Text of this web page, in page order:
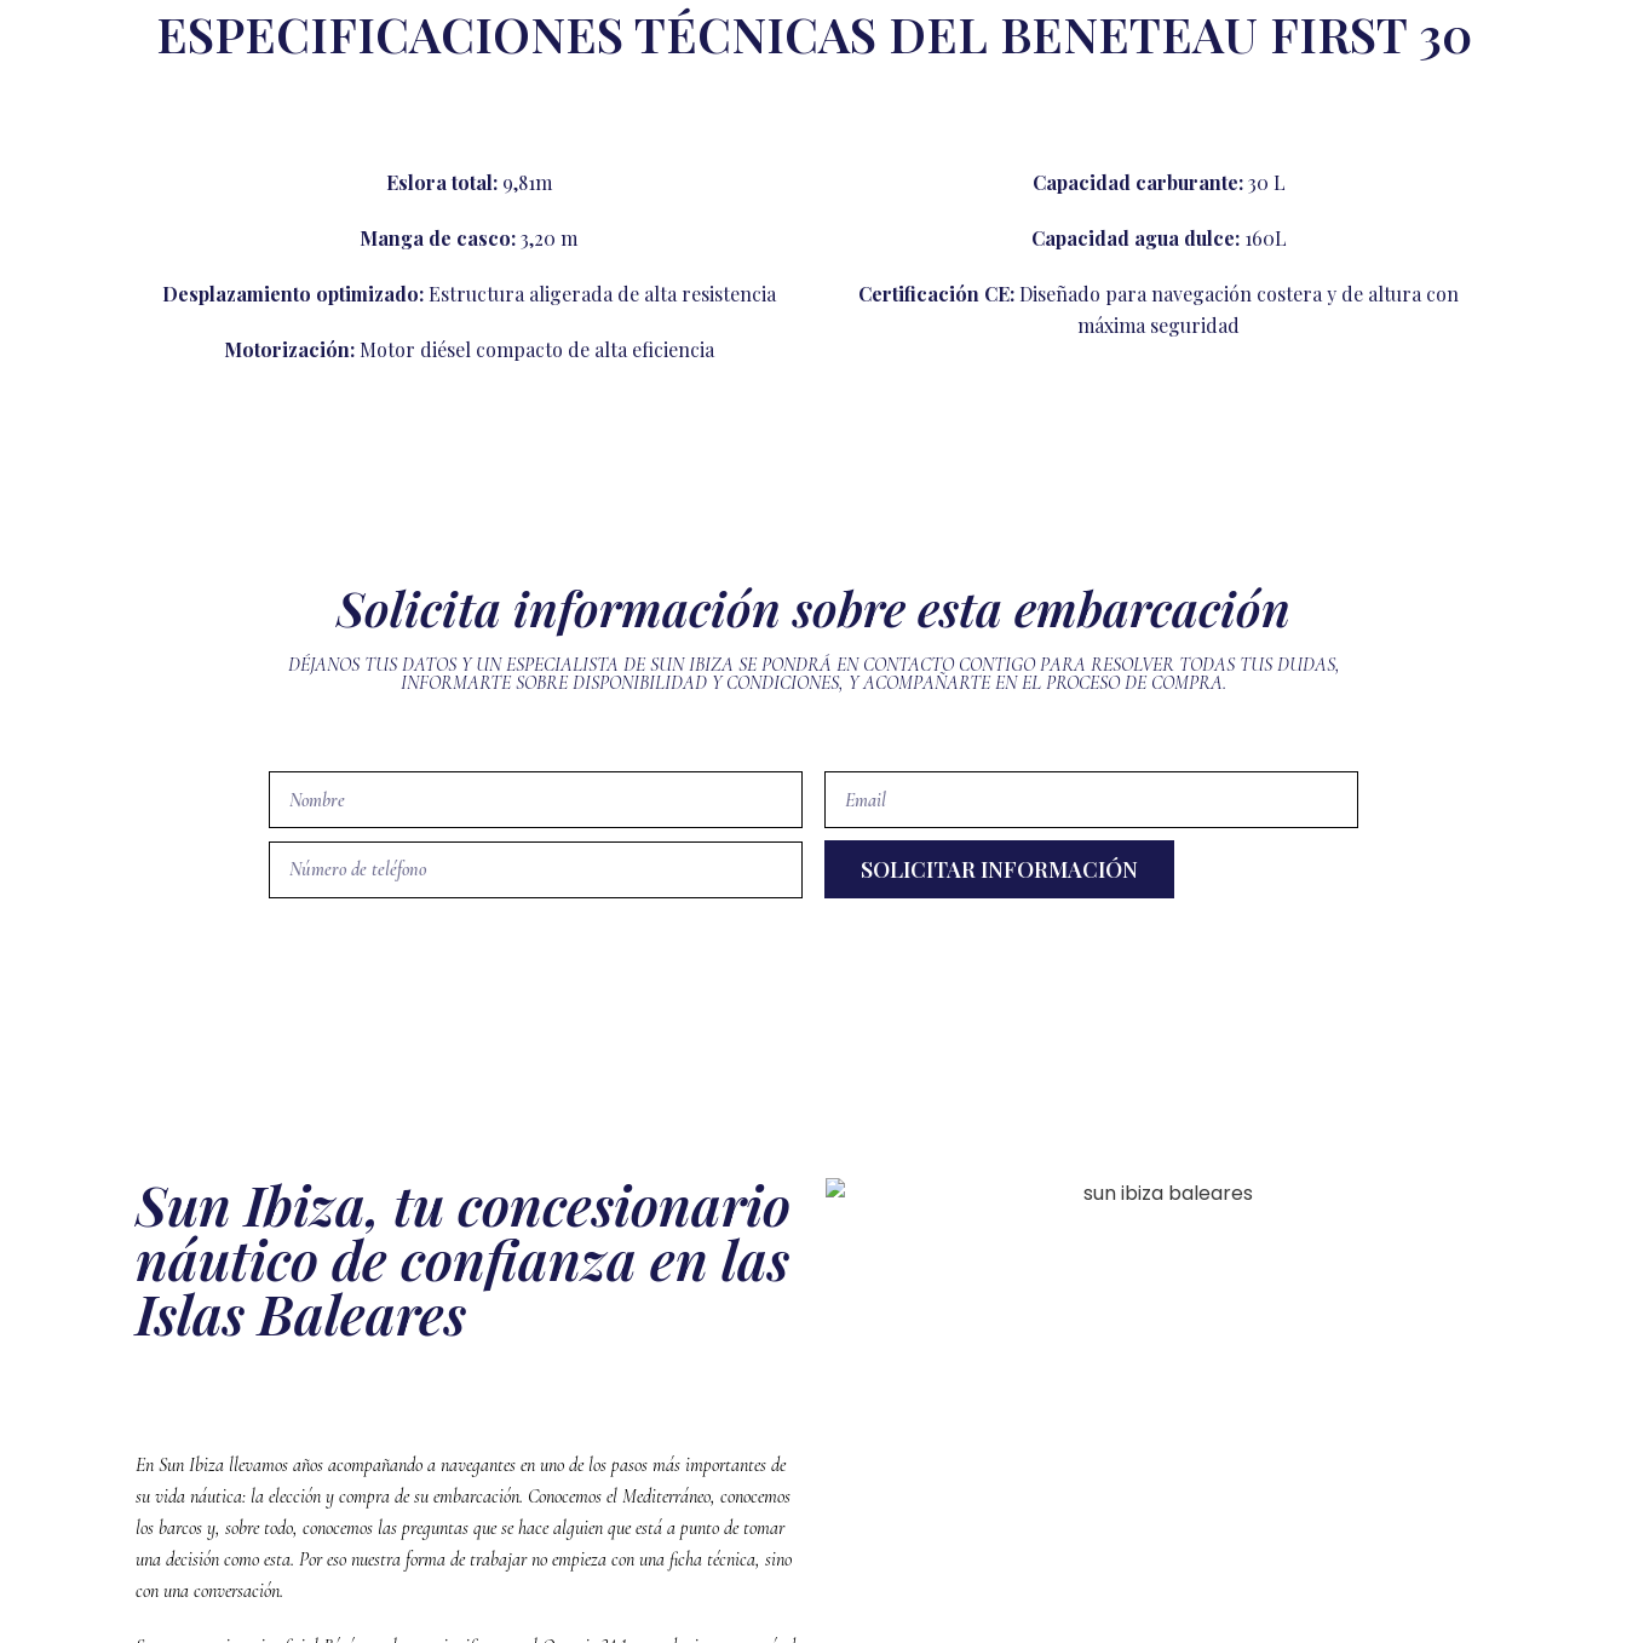
ESPECIFICACIONES TÉCNICAS DEL BENETEAU FIRST 30
Eslora total:9,81m
Manga de casco:3,20 m
Desplazamiento optimizado:Estructura aligerada de alta resistencia
Motorización:Motor diésel compacto de alta eficiencia
Capacidad carburante:30 L
Capacidad agua dulce:160L
Certificación CE:Diseñado para navegación costera y de altura con
máxima seguridad
Solicita información sobre esta embarcación
DÉJANOS TUS DATOS Y UN ESPECIALISTA DE SUN IBIZA SE PONDRÁ EN CONTACTO CONTIGO PARA RESOLVER TODAS TUS DUDAS,
INFORMARTE SOBRE DISPONIBILIDAD Y CONDICIONES, Y ACOMPAÑARTE EN EL PROCESO DE COMPRA.
SOLICITAR INFORMACIÓN
Sun Ibiza, tu concesionario
náutico de confianza en las
Islas Baleares
En Sun Ibiza llevamos años acompañando a navegantes en uno de los pasos más importantes de
su vida náutica: la elección y compra de su embarcación. Conocemos el Mediterráneo, conocemos
los barcos y, sobre todo, conocemos las preguntas que se hace alguien que está a punto de tomar
una decisión como esta. Por eso nuestra forma de trabajar no empieza con una ficha técnica, sino
con una conversación.